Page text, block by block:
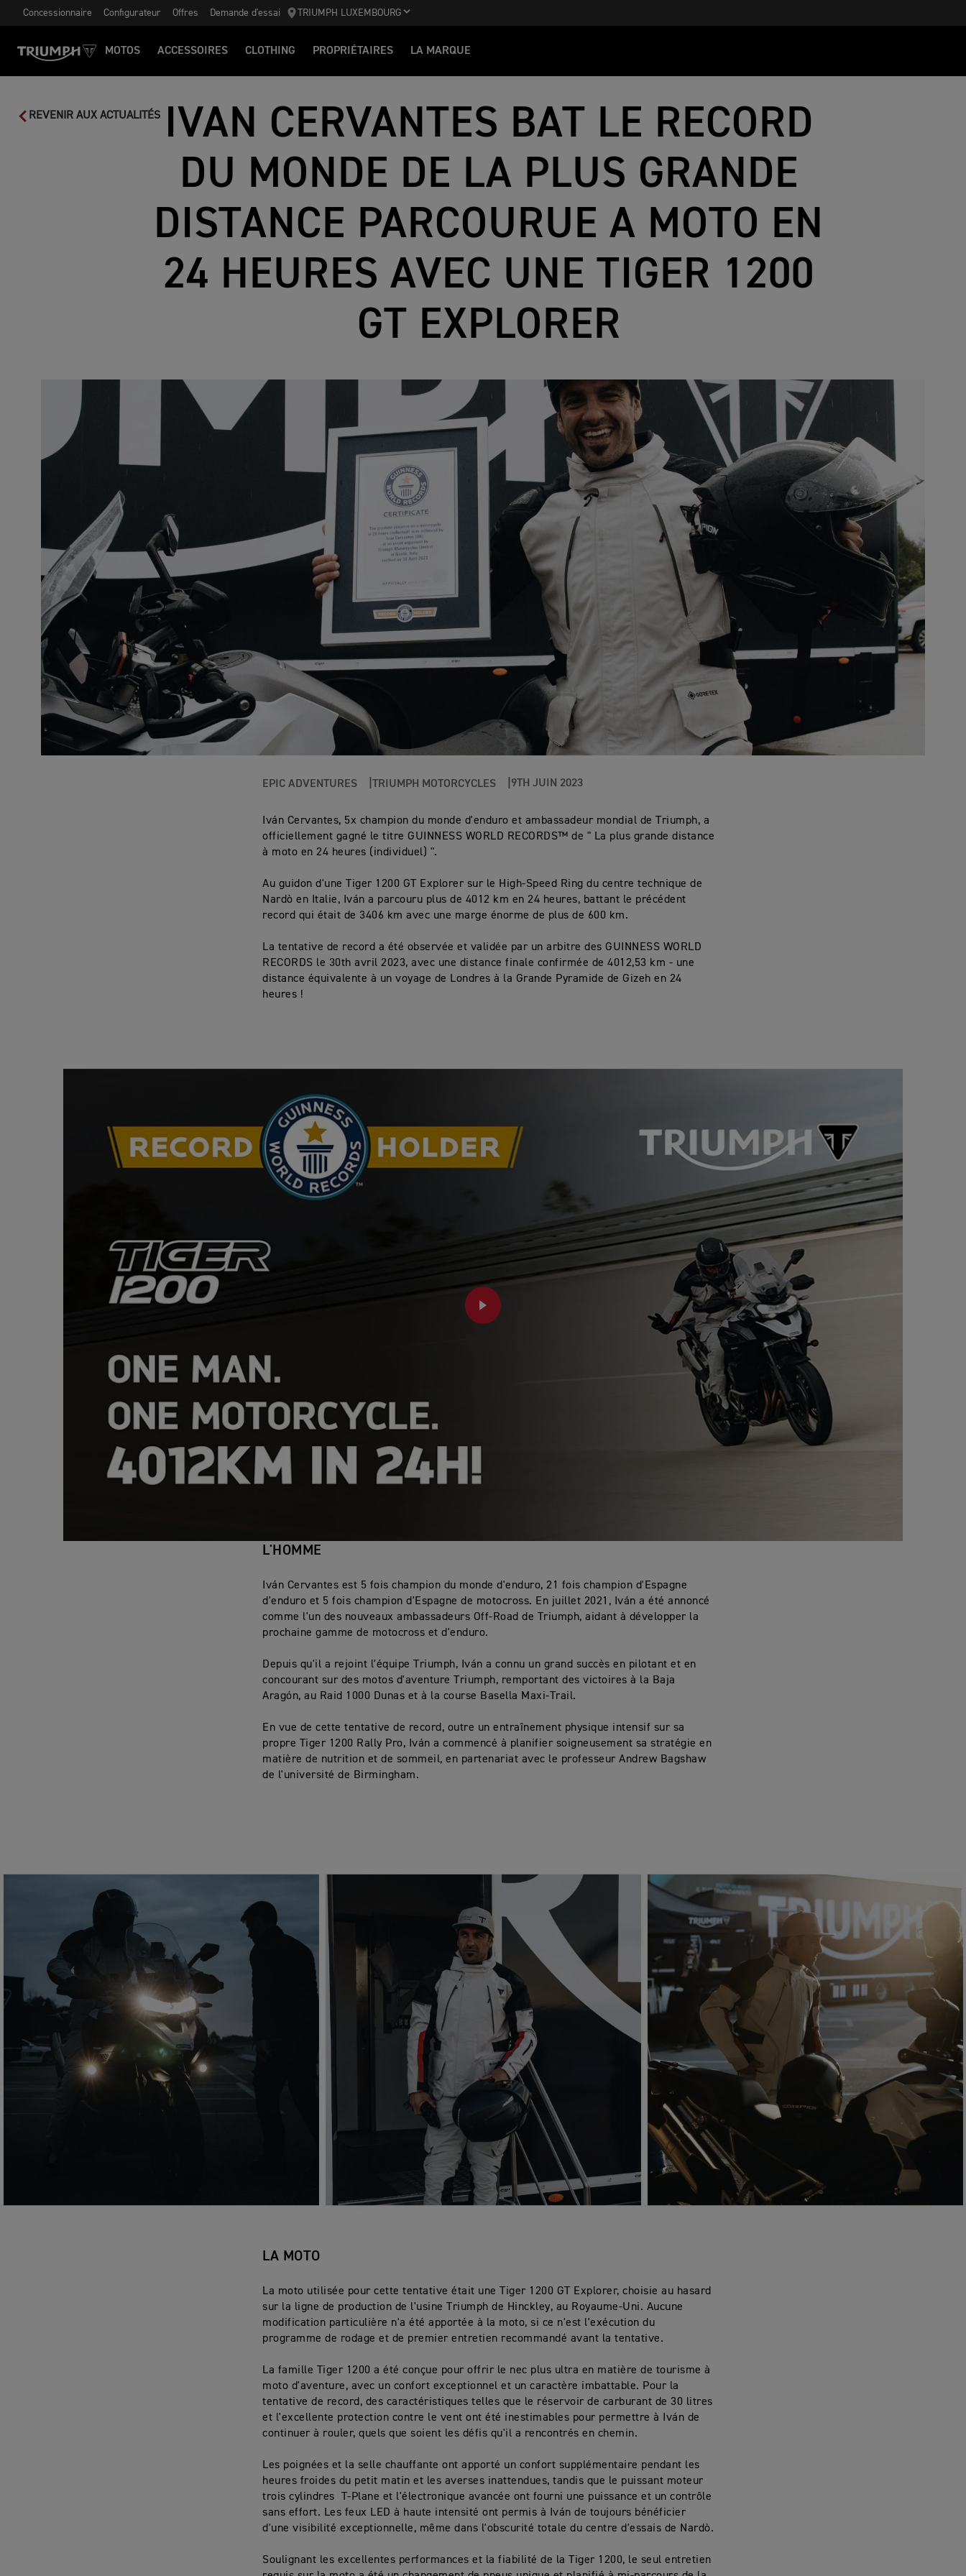
Concessionnaire Configurateur Offres Demande d'essai TRIUMPH LUXEMBOURG
MOTOS ACCESSOIRES CLOTHING PROPRIÉTAIRES LA MARQUE
REVENIR AUX ACTUALITÉS
IVAN CERVANTES BAT LE RECORD
DU MONDE DE LA PLUS GRANDE
DISTANCE PARCOURUE A MOTO EN
24 HEURES AVEC UNE TIGER 1200
GT EXPLORER
EPIC ADVENTURES TRIUMPH MOTORCYCLES 9TH JUIN 2023
Iván Cervantes, 5x champion du monde d'enduro et ambassadeur mondial de Triumph, a
officiellement gagné le titre GUINNESS WORLD RECORDS™ de " La plus grande distance
à moto en 24 heures (individuel) ".
Au guidon d'une Tiger 1200 GT Explorer sur le High-Speed Ring du centre technique de
Nardò en Italie, Iván a parcouru plus de 4012 km en 24 heures, battant le précédent
record qui était de 3406 km avec une marge énorme de plus de 600 km.
La tentative de record a été observée et validée par un arbitre des GUINNESS WORLD
RECORDS le 30th avril 2023, avec une distance finale confirmée de 4012,53 km - une
distance équivalente à un voyage de Londres à la Grande Pyramide de Gizeh en 24
heures !
PLAY
L'HOMME
Iván Cervantes est 5 fois champion du monde d'enduro, 21 fois champion d'Espagne
d'enduro et 5 fois champion d'Espagne de motocross. En juillet 2021, Iván a été annoncé
comme l'un des nouveaux ambassadeurs Off-Road de Triumph, aidant à développer la
prochaine gamme de motocross et d'enduro.
Depuis qu'il a rejoint l'équipe Triumph, Iván a connu un grand succès en pilotant et en
concourant sur des motos d'aventure Triumph, remportant des victoires à la Baja
Aragón, au Raid 1000 Dunas et à la course Basella Maxi-Trail.
En vue de cette tentative de record, outre un entraînement physique intensif sur sa
propre Tiger 1200 Rally Pro, Iván a commencé à planifier soigneusement sa stratégie en
matière de nutrition et de sommeil, en partenariat avec le professeur Andrew Bagshaw
de l'université de Birmingham.
LA MOTO
La moto utilisée pour cette tentative était une Tiger 1200 GT Explorer, choisie au hasard
sur la ligne de production de l'usine Triumph de Hinckley, au Royaume-Uni. Aucune
modification particulière n'a été apportée à la moto, si ce n'est l'exécution du
programme de rodage et de premier entretien recommandé avant la tentative.
La famille Tiger 1200 a été conçue pour offrir le nec plus ultra en matière de tourisme à
moto d'aventure, avec un confort exceptionnel et un caractère imbattable. Pour la
tentative de record, des caractéristiques telles que le réservoir de carburant de 30 litres
et l'excellente protection contre le vent ont été inestimables pour permettre à Iván de
continuer à rouler, quels que soient les défis qu'il a rencontrés en chemin.
Les poignées et la selle chauffante ont apporté un confort supplémentaire pendant les
heures froides du petit matin et les averses inattendues, tandis que le puissant moteur
trois cylindres T-Plane et l'électronique avancée ont fourni une puissance et un contrôle
sans effort. Les feux LED à haute intensité ont permis à Iván de toujours bénéficier
d'une visibilité exceptionnelle, même dans l'obscurité totale du centre d'essais de Nardò.
Soulignant les excellentes performances et la fiabilité de la Tiger 1200, le seul entretien